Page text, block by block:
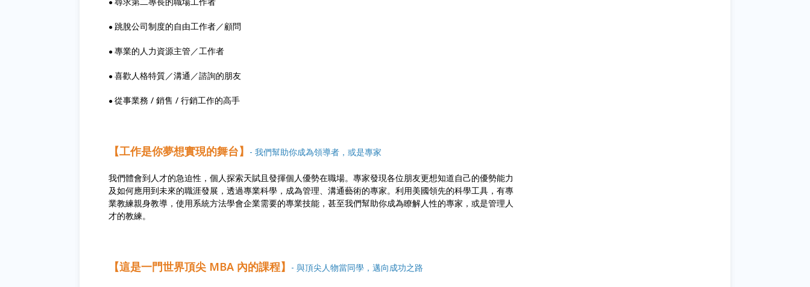
●
● 跳脫公司制度的自由工作者／顧問
●專業的人力資源主管／工作者
●喜歡人格特質／溝通／諮詢的朋友
●從事業務 / 銷售 / 行銷工作的高手
【工作是你夢想實現的舞台】 - 我們幫助你成為領導者，或是專家
我們體會到人才的急迫性，個人探索天賦且發揮個人優勢在職場。專家發現各位朋友更想知道自己的優勢能力
及如何應用到未來的職涯發展，透過專業科學，成為管理、溝通藝術的專家。利用美國領先的科學工具，有專
業教練親身教導，使用系統方法學會企業需要的專業技能，甚至我們幫助你成為瞭解人性的專家，或是管理人
才的教練。
【這是一門世界頂尖 MBA 內的課程】 - 與頂尖人物當同學，邁向成功之路